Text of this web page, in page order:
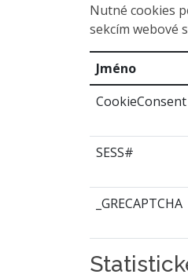
Nutné cookies
sekcím webové
Jméno
CookieConsent
SESS#
_GRECAPTCHA